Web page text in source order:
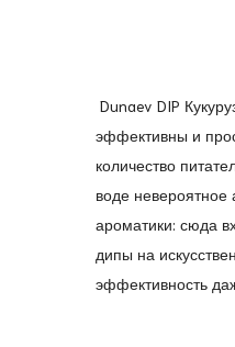
Dunaev DIP
эффективны и
количество
воде невероятное
ароматики: сюда
дипы на
эффективность